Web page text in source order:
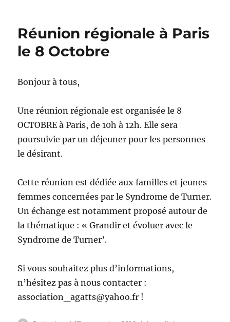
Réunion régionale à Paris
le 8 Octobre
Bonjour à tous,
Une réunion régionale est organisée le 8
OCTOBRE à Paris, de 10h à 12h. Elle sera
poursuivie par un déjeuner pour les personnes
le désirant.
Cette réunion est dédiée aux familles et jeunes
femmes concernées par le Syndrome de Turner.
Un échange est notamment proposé autour de
la thématique : « Grandir et évoluer avec le
Syndrome de Turner’.
Si vous souhaitez plus d’informations,
n’hésitez pas à nous contacter :
association_agatts@yahoo.fr !